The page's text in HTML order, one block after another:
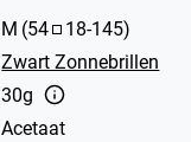
M (54 18-145)
Zwart Zonnebrillen
30g
Acetaat